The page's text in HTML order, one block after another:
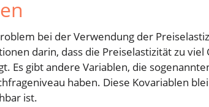
bei der Verwendung der
darin, dass die Preiselastizität zu viel
Es gibt andere Variablen, die
haben. Diese Kovariablen
ist.